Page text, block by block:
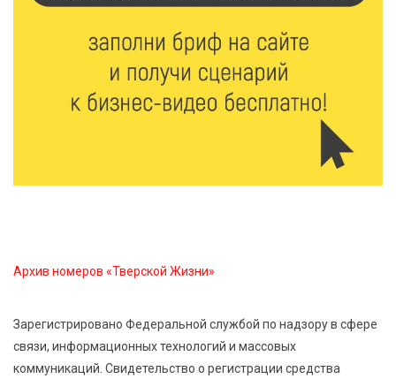
покупке — советы Роскачества
Виталий Королев рассказал о доступном спорте
для жителей Верхневолжья
В Нелидово открылся бассейн
8 Авг 2026 05:02 455
В Тверской области провели Арбузный книжный
день
Архив номеров «Тверской Жизни»
Зарегистрировано Федеральной службой по надзору в сфере
связи, информационных технологий и массовых
коммуникаций. Свидетельство о регистрации средства